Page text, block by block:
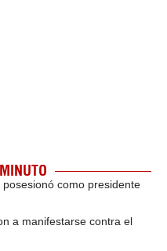
como presidente
a manifestarse contra el